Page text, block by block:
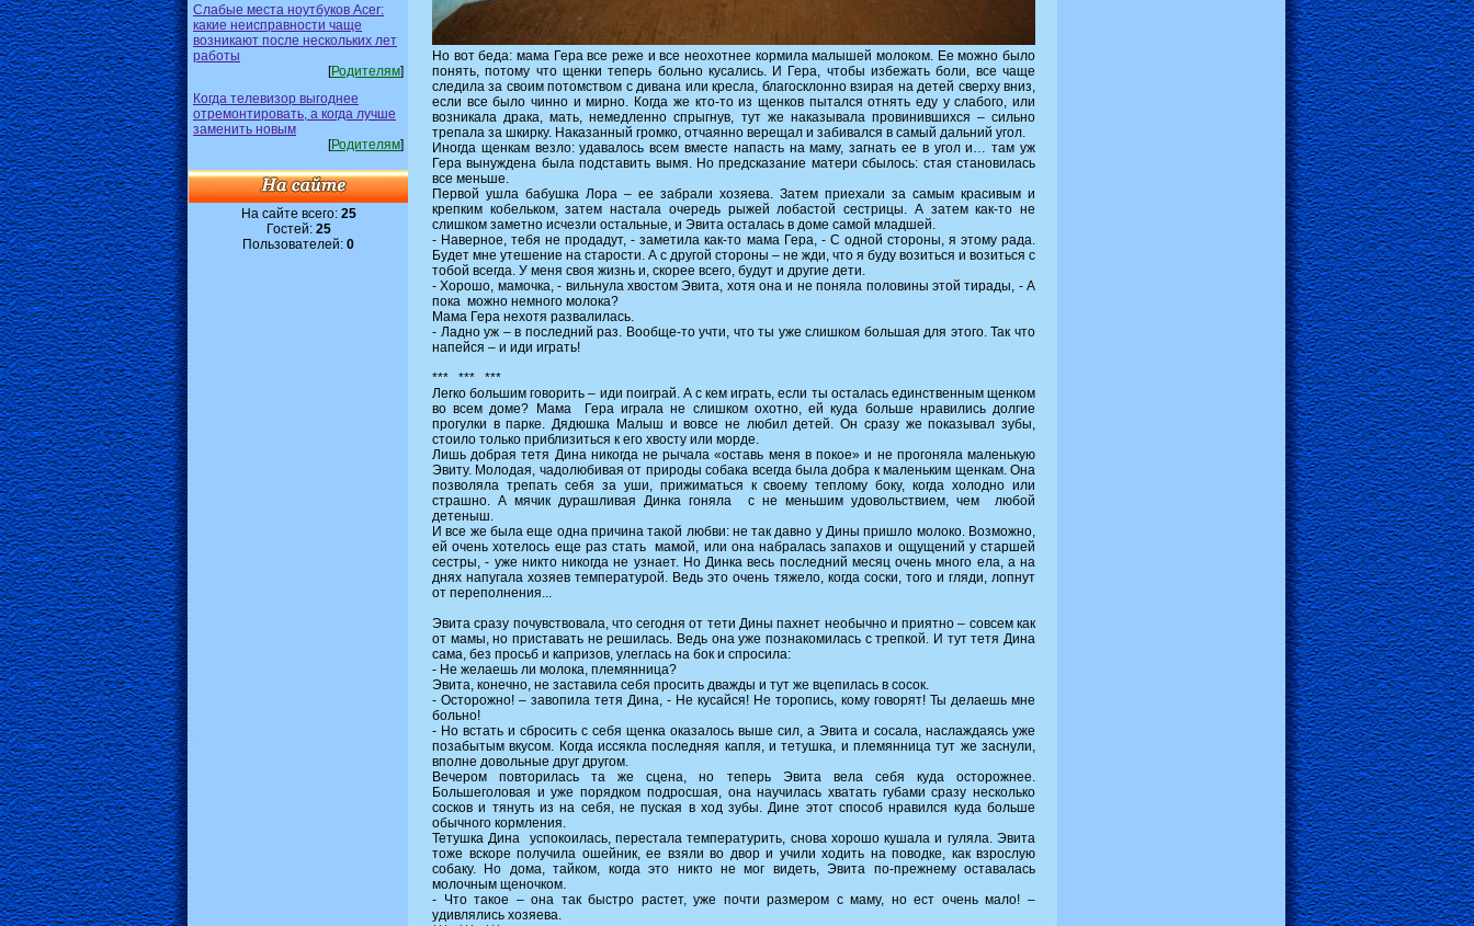
Слабые места ноутбуков Acer:
какие неисправности чаще
возникают после нескольких лет
работы
[Родителям]
Когда телевизор выгоднее
отремонтировать, а когда лучше
заменить новым
[Родителям]
На сайте всего: 25
Гостей: 25
Пользователей: 0
Но вот беда: мама Гера все реже и все неохотнее кормила малышей молоком. Ее можно было
понять, потому что щенки теперь больно кусались. И Гера, чтобы избежать боли, все чаще
следила за своим потомством с дивана или кресла, благосклонно взирая на детей сверху вниз,
если все было чинно и мирно. Когда же кто-то из щенков пытался отнять еду у слабого, или
возникала драка, мать, немедленно спрыгнув, тут же наказывала провинившихся – сильно
трепала за шкирку. Наказанный громко, отчаянно верещал и забивался в самый дальний угол.
Иногда щенкам везло: удавалось всем вместе напасть на маму, загнать ее в угол и… там уж
Гера вынуждена была подставить вымя. Но предсказание матери сбылось: стая становилась
все меньше.
Первой ушла бабушка Лора – ее забрали хозяева. Затем приехали за самым красивым и
крепким кобельком, затем настала очередь рыжей лобастой сестрицы. А затем как-то не
слишком заметно исчезли остальные, и Эвита осталась в доме самой младшей.
- Наверное, тебя не продадут, - заметила как-то мама Гера, - С одной стороны, я этому рада.
Будет мне утешение на старости. А с другой стороны – не жди, что я буду возиться и возиться с
тобой всегда. У меня своя жизнь и, скорее всего, будут и другие дети.
- Хорошо, мамочка, - вильнула хвостом Эвита, хотя она и не поняла половины этой тирады, - А
пока можно немного молока?
Мама Гера нехотя развалилась.
- Ладно уж – в последний раз. Вообще-то учти, что ты уже слишком большая для этого. Так что
напейся – и иди играть!
*** *** ***
Легко большим говорить – иди поиграй. А с кем играть, если ты осталась единственным щенком
во всем доме? Мама Гера играла не слишком охотно, ей куда больше нравились долгие
прогулки в парке. Дядюшка Малыш и вовсе не любил детей. Он сразу же показывал зубы,
стоило только приблизиться к его хвосту или морде.
Лишь добрая тетя Дина никогда не рычала «оставь меня в покое» и не прогоняла маленькую
Эвиту. Молодая, чадолюбивая от природы собака всегда была добра к маленьким щенкам. Она
позволяла трепать себя за уши, прижиматься к своему теплому боку, когда холодно или
страшно. А мячик дурашливая Динка гоняла с не меньшим удовольствием, чем любой
детеныш.
И все же была еще одна причина такой любви: не так давно у Дины пришло молоко. Возможно,
ей очень хотелось еще раз стать мамой, или она набралась запахов и ощущений у старшей
сестры, - уже никто никогда не узнает. Но Динка весь последний месяц очень много ела, а на
днях напугала хозяев температурой. Ведь это очень тяжело, когда соски, того и гляди, лопнут
от переполнения...
Эвита сразу почувствовала, что сегодня от тети Дины пахнет необычно и приятно – совсем как
от мамы, но приставать не решилась. Ведь она уже познакомилась с трепкой. И тут тетя Дина
сама, без просьб и капризов, улеглась на бок и спросила:
- Не желаешь ли молока, племянница?
Эвита, конечно, не заставила себя просить дважды и тут же вцепилась в сосок.
- Осторожно! – завопила тетя Дина, - Не кусайся! Не торопись, кому говорят! Ты делаешь мне
больно!
- Но встать и сбросить с себя щенка оказалось выше сил, а Эвита и сосала, наслаждаясь уже
позабытым вкусом. Когда иссякла последняя капля, и тетушка, и племянница тут же заснули,
вполне довольные друг другом.
Вечером повторилась та же сцена, но теперь Эвита вела себя куда осторожнее.
Большеголовая и уже порядком подросшая, она научилась хватать губами сразу несколько
сосков и тянуть из на себя, не пуская в ход зубы. Дине этот способ нравился куда больше
обычного кормления.
Тетушка Дина успокоилась, перестала температурить, снова хорошо кушала и гуляла. Эвита
тоже вскоре получила ошейник, ее взяли во двор и учили ходить на поводке, как взрослую
собаку. Но дома, тайком, когда это никто не мог видеть, Эвита по-прежнему оставалась
молочным щеночком.
- Что такое – она так быстро растет, уже почти размером с маму, но ест очень мало! –
удивлялись хозяева.